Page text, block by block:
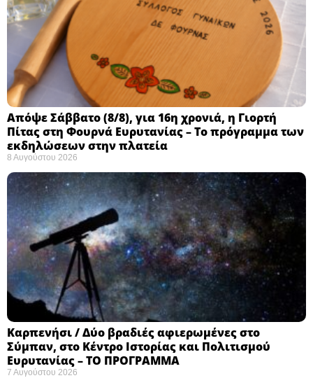
Απόψε Σάββατο (8/8), για 16η χρονιά, η Γιορτή
Πίτας στη Φουρνά Ευρυτανίας – Το πρόγραμμα των
εκδηλώσεων στην πλατεία
8 Αυγούστου 2026
Καρπενήσι / Δύο βραδιές αφιερωμένες στο
Σύμπαν, στο Κέντρο Ιστορίας και Πολιτισμού
Ευρυτανίας – ΤΟ ΠΡΟΓΡΑΜΜΑ
7 Αυγούστου 2026